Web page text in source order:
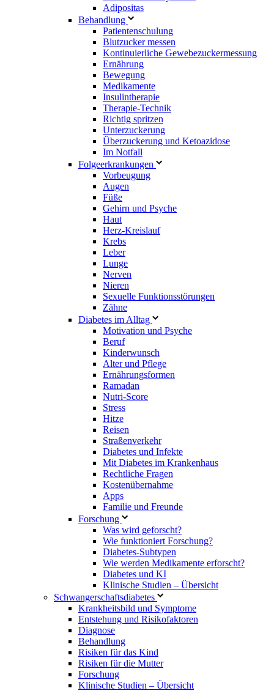
Adipositas
Behandlung
Patientenschulung
Blutzucker messen
Kontinuierliche Gewebezuckermessung
Ernährung
Bewegung
Medikamente
Insulintherapie
Therapie-Technik
Richtig spritzen
Unterzuckerung
Überzuckerung und Ketoazidose
Im Notfall
Folgeerkrankungen
Vorbeugung
Augen
Füße
Gehirn und Psyche
Haut
Herz-Kreislauf
Krebs
Leber
Lunge
Nerven
Nieren
Sexuelle Funktionsstörungen
Zähne
Diabetes im Alltag
Motivation und Psyche
Beruf
Kinderwunsch
Alter und Pflege
Ernährungsformen
Ramadan
Nutri-Score
Stress
Hitze
Reisen
Straßenverkehr
Diabetes und Infekte
Mit Diabetes im Krankenhaus
Rechtliche Fragen
Kostenübernahme
Apps
Familie und Freunde
Forschung
Was wird geforscht?
Wie funktioniert Forschung?
Diabetes-Subtypen
Wie werden Medikamente erforscht?
Diabetes und KI
Klinische Studien – Übersicht
Schwangerschaftsdiabetes
Krankheitsbild und Symptome
Entstehung und Risikofaktoren
Diagnose
Behandlung
Risiken für das Kind
Risiken für die Mutter
Forschung
Klinische Studien – Übersicht